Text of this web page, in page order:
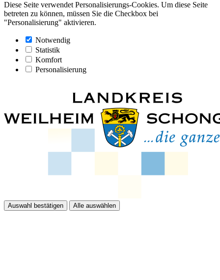
Diese Seite verwendet Personalisierungs-Cookies. Um diese Seite
betreten zu können, müssen Sie die Checkbox bei
"Personalisierung" aktivieren.
Notwendig
Statistik
Komfort
Personalisierung
Auswahl bestätigen Alle auswählen